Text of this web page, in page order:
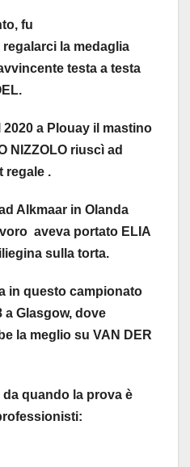
fu
la medaglia
testa a testa
2020 a Plouay il mastino
NIZZOLO riuscì ad
regale .
Alkmaar in Olanda
aveva portato ELIA
sulla torta.
in questo campionato
a Glasgow, dove
la meglio su VAN DER
quando la prova è